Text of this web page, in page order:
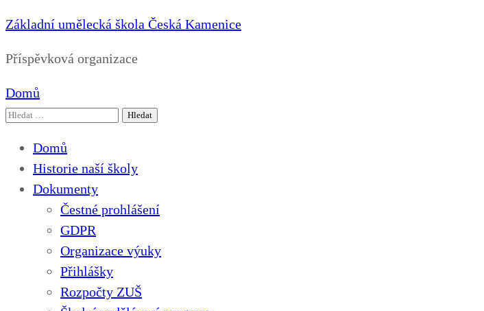
Základní umělecká škola Česká Kamenice
Příspěvková organizace
Domů
Vyhledávání
Domů
Historie naší školy
Dokumenty
Čestné prohlášení
GDPR
Organizace výuky
Přihlášky
Rozpočty ZUŠ